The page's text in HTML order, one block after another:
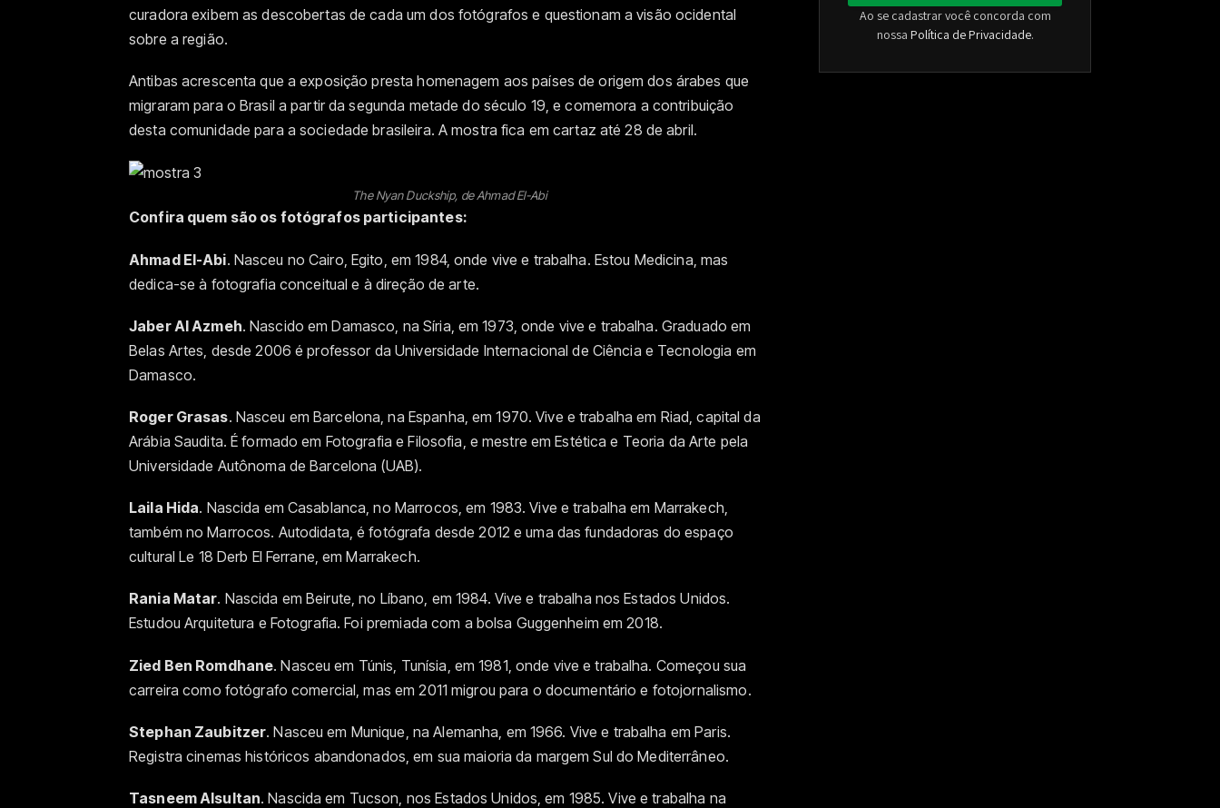
curadora exibem as descobertas de cada um dos fotógrafos e questionam a visão ocidental
sobre a região.
Antibas acrescenta que a exposição presta homenagem aos países de origem dos árabes que
migraram para o Brasil a partir da segunda metade do século 19, e comemora a contribuição
desta comunidade para a sociedade brasileira. A mostra fica em cartaz até 28 de abril.
The Nyan Duckship, de Ahmad El-Abi
Confira quem são os fotógrafos participantes:
Ahmad El-Abi. Nasceu no Cairo, Egito, em 1984, onde vive e trabalha. Estou Medicina, mas
dedica-se à fotografia conceitual e à direção de arte.
Jaber Al Azmeh. Nascido em Damasco, na Síria, em 1973, onde vive e trabalha. Graduado em
Belas Artes, desde 2006 é professor da Universidade Internacional de Ciência e Tecnologia em
Damasco.
Roger Grasas. Nasceu em Barcelona, na Espanha, em 1970. Vive e trabalha em Riad, capital da
Arábia Saudita. É formado em Fotografia e Filosofia, e mestre em Estética e Teoria da Arte pela
Universidade Autônoma de Barcelona (UAB).
Laila Hida. Nascida em Casablanca, no Marrocos, em 1983. Vive e trabalha em Marrakech,
também no Marrocos. Autodidata, é fotógrafa desde 2012 e uma das fundadoras do espaço
cultural Le 18 Derb El Ferrane, em Marrakech.
Rania Matar. Nascida em Beirute, no Líbano, em 1984. Vive e trabalha nos Estados Unidos.
Estudou Arquitetura e Fotografia. Foi premiada com a bolsa Guggenheim em 2018.
Zied Ben Romdhane. Nasceu em Túnis, Tunísia, em 1981, onde vive e trabalha. Começou sua
carreira como fotógrafo comercial, mas em 2011 migrou para o documentário e fotojornalismo.
Stephan Zaubitzer. Nasceu em Munique, na Alemanha, em 1966. Vive e trabalha em Paris.
Registra cinemas históricos abandonados, em sua maioria da margem Sul do Mediterrâneo.
Tasneem Alsultan. Nascida em Tucson, nos Estados Unidos, em 1985. Vive e trabalha na
Ao se cadastrar você concorda com
nossa Política de Privacidade.